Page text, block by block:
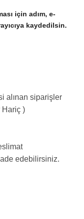
için adım, e-
kaydedilsin.
alınan siparişler
Hariç )
edebilirsiniz.